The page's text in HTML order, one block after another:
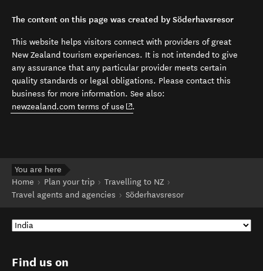
The content on this page was created by Söderhavsresor
This website helps visitors connect with providers of great
New Zealand tourism experiences. It is not intended to give
any assurance that any particular provider meets certain
quality standards or legal obligations. Please contact this
business for more information. See also:
newzealand.com terms of use (opens in new window)
.
You are here
Home
Plan your trip
Travelling to NZ
Travel agents and agencies
Söderhavsresor
Find us on